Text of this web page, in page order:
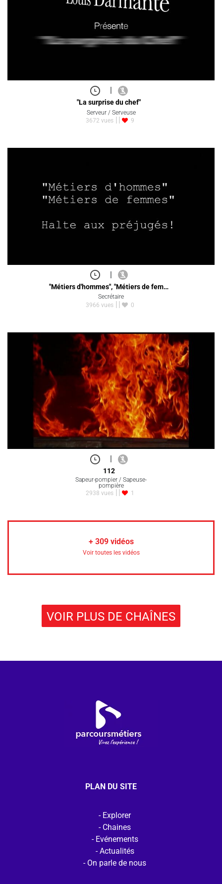
"La surprise du chef"
Serveur / Serveuse
3672 vues
9
|
"Métiers d'hommes", "Métiers de fem…
Secrétaire
3966 vues
0
112
Sapeur-pompier / Sapeuse-
pompière
2938 vues
1
+ 309vidéos
Voir toutes les vidéos
VOIR PLUS DE CHAÎNES
PLAN DU SITE
Explorer
Chaines
Evénements
Actualités
On parle de nous